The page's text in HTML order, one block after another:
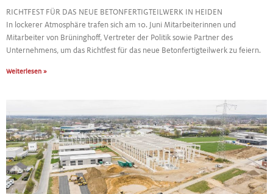
RICHTFEST FÜR DAS NEUE BETONFERTIGTEILWERK IN HEIDEN
In lockerer Atmosphäre trafen sich am 10. Juni Mitarbeiterinnen und
Mitarbeiter von Brüninghoff, Vertreter der Politik sowie Partner des
Unternehmens, um das Richtfest für das neue Betonfertigteilwerk zu feiern.
Weiterlesen »